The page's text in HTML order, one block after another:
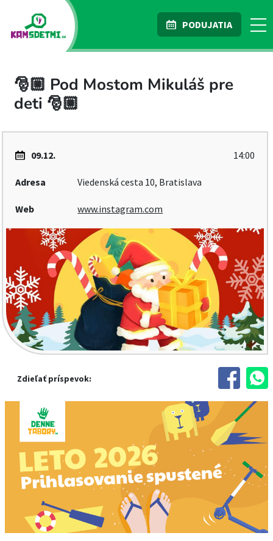
PODUJATIA
🎅🏼 Pod Mostom Mikuláš pre
deti 🎅🏼
09.12. 14:00
Adresa Viedenská cesta 10, Bratislava
Web www.instagram.com
Zdieľať príspevok: